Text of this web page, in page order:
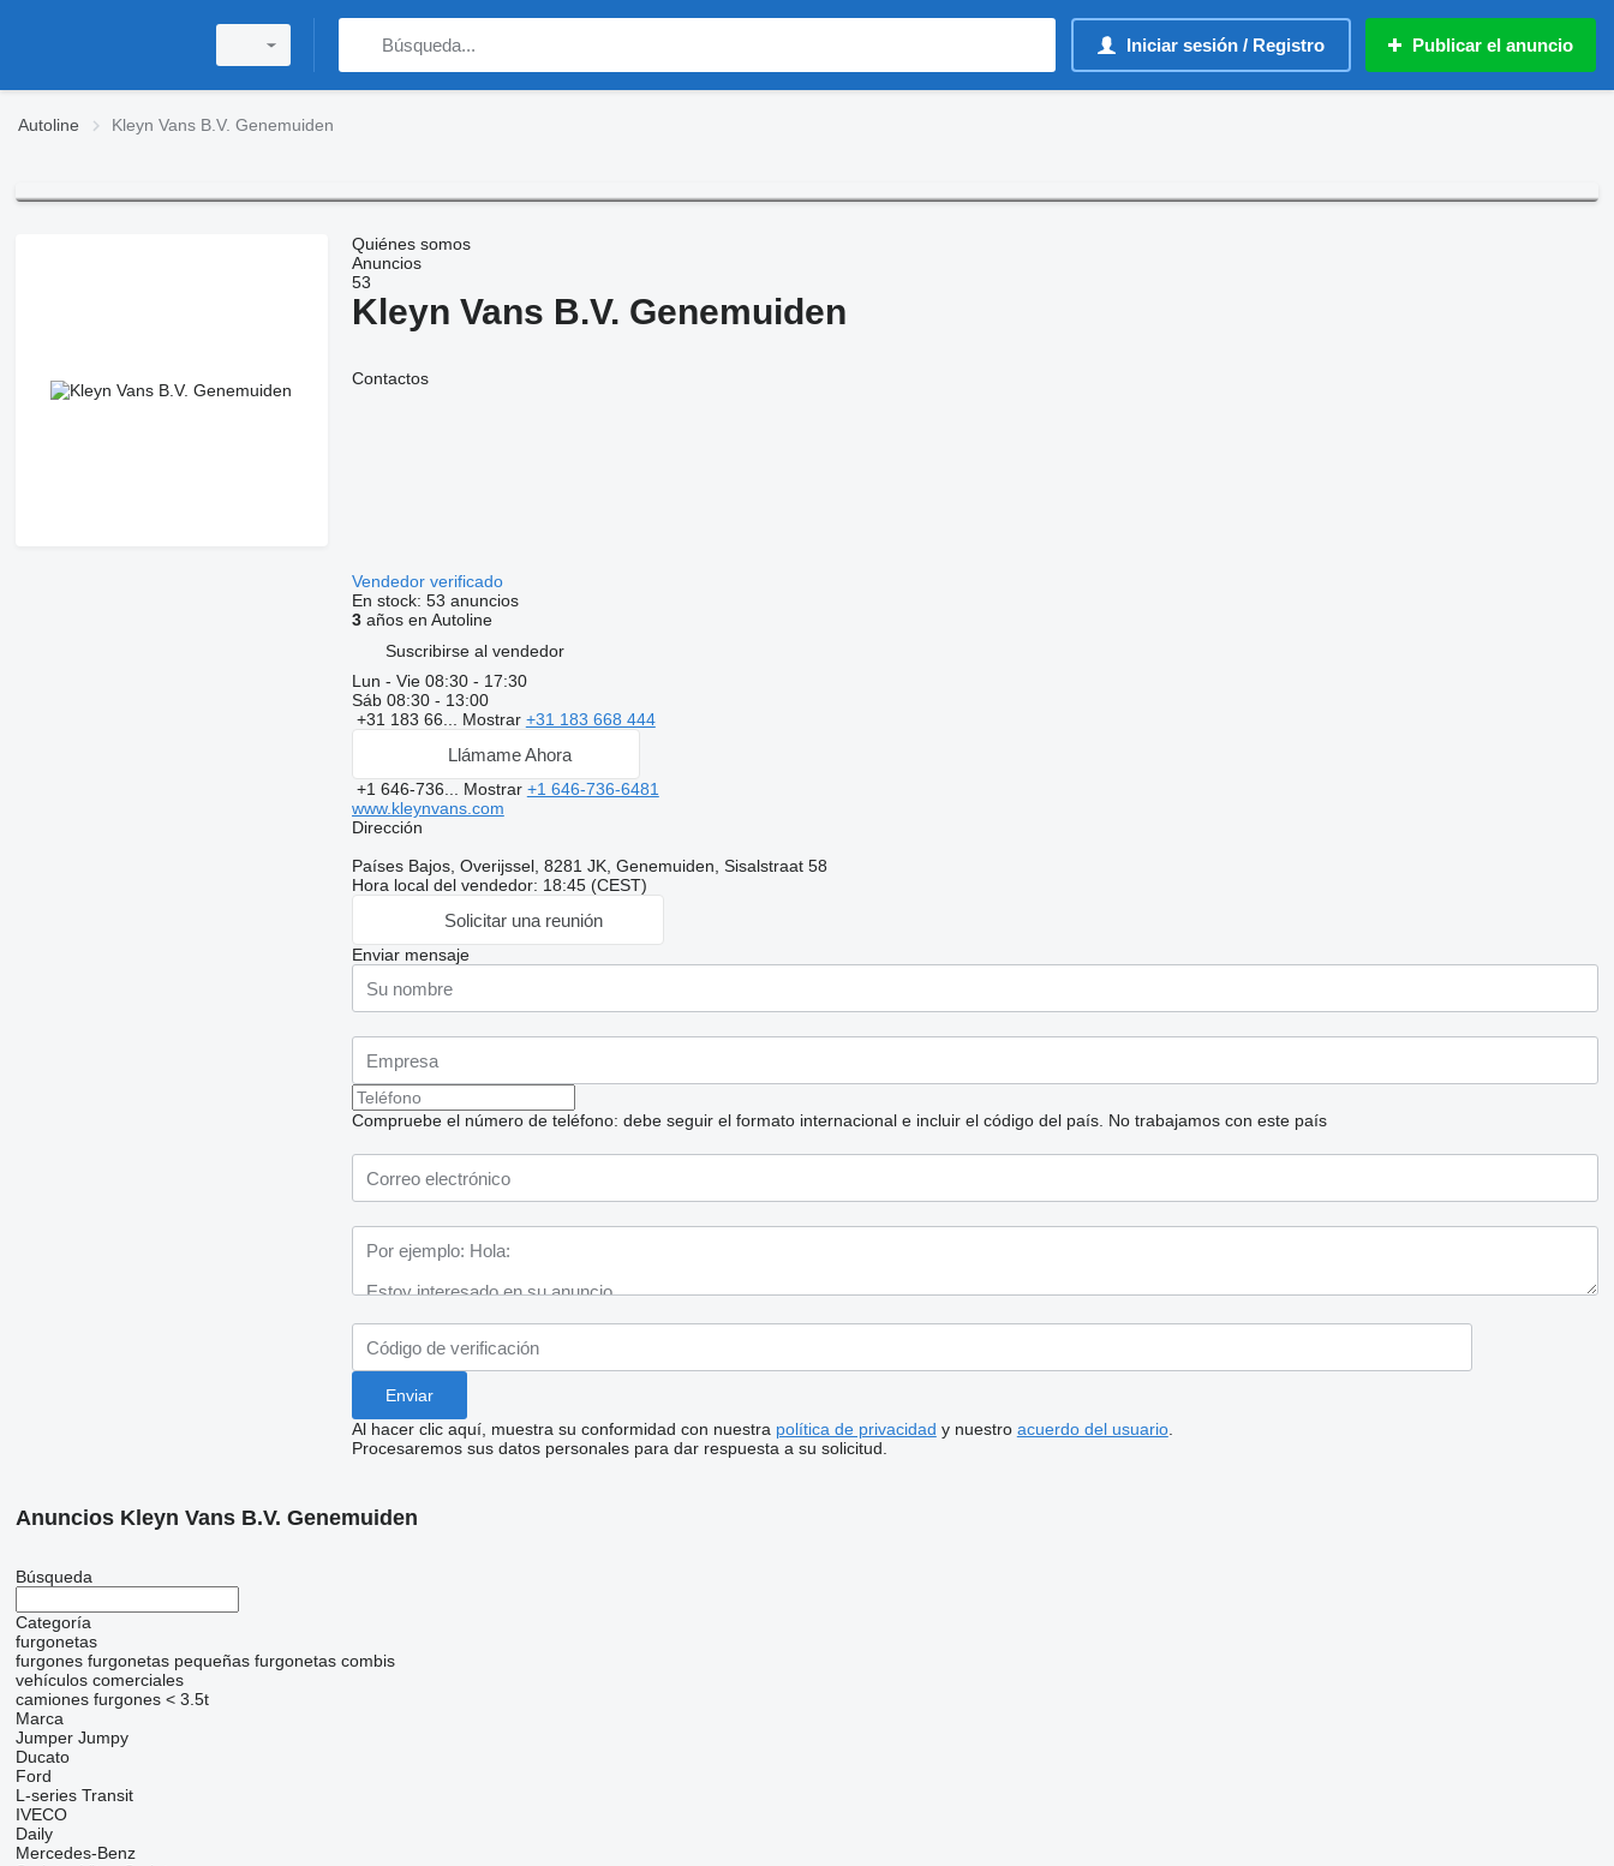
Iniciar sesión / Registro Publicar el anuncio
Autoline Kleyn Vans B.V. Genemuiden
Quiénes somos
Anuncios
53
Kleyn Vans B.V. Genemuiden
Contactos
Vendedor verificado
En stock: 53 anuncios
3años en Autoline
Suscribirse al vendedor
Lun - Vie 08:30 - 17:30
Sáb 08:30 - 13:00
+31 183 66... Mostrar +31 183 668 444
Llámame Ahora
+1 646-736... Mostrar +1 646-736-6481
www.kleynvans.com
Dirección
Países Bajos, Overijssel, 8281 JK, Genemuiden, Sisalstraat 58
Hora local del vendedor: 18:45 (CEST)
Solicitar una reunión
Enviar mensaje
Compruebe el número de teléfono: debe seguir el formato internacional e incluir el código del país. No trabajamos con este país
Al hacer clic aquí, muestra su conformidad con nuestra política de privacidad y nuestro acuerdo del usuario.
Procesaremos sus datos personales para dar respuesta a su solicitud.
Anuncios Kleyn Vans B.V. Genemuiden
Búsqueda
Categoría
furgonetas
furgones furgonetas pequeñas furgonetas combis
vehículos comerciales
camiones furgones < 3.5t
Marca
Jumper Jumpy
Ducato
Ford
L-series Transit
IVECO
Daily
Mercedes-Benz